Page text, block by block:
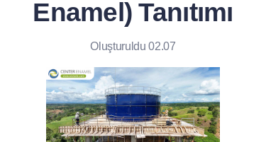
Enamel) Tanıtımı
Oluşturuldu 02.07